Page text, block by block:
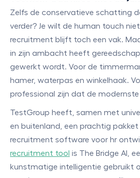
Zelfs de conservatieve schatting
verder? Je wilt de human touch niet
recruitment blijft toch een vak.
in zijn ambacht heeft
gewerkt wordt. Voor de
hamer, waterpas en winkelhaak.
professional zijn dat de
TestGroup heeft, samen met
en buitenland, een prachtig pakket
recruitment software voor hr
recruitment tool is The Bridge AI,
kunstmatige intelligentie gebruikt